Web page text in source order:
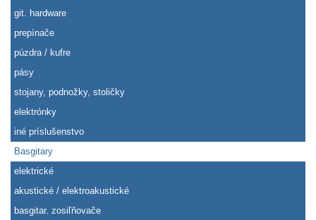
git. hardware
prepínače
púzdra / kufre
pásy
stojany, podnožky, stoličky
elektrónky
iné príslušenstvo
Basgitary
elektrické
akustické / elektroakustické
basgitar. zosiľňovače